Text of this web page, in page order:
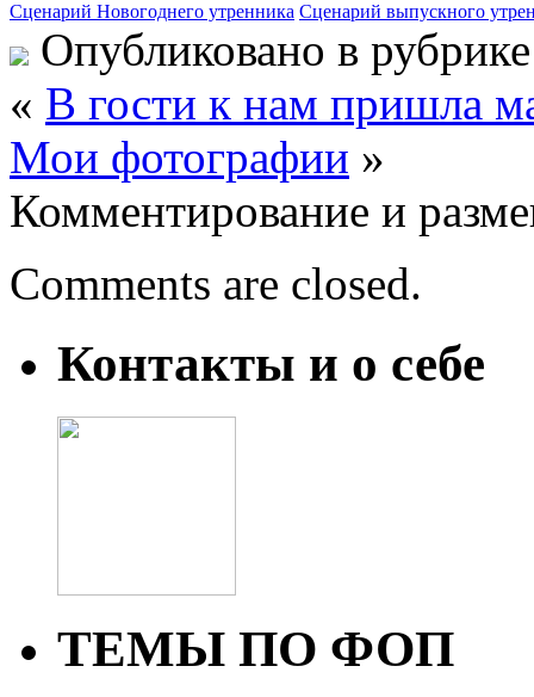
Сценарий Новогоднего утренника Сценарий выпускного
Опубликовано в
« В гости к нам пришла
Мои фотографии »
Комментирование и
Comments are closed.
Контакты и о себе
ТЕМЫ ПО ФОП